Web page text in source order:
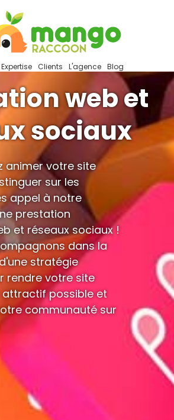
Expertise Clients L'agence Blog
web et
sociaux
animer votre site
sur les
appel à notre
prestation
et réseaux sociaux !
dans la
stratégie
rendre votre site
attractif possible et
communauté sur